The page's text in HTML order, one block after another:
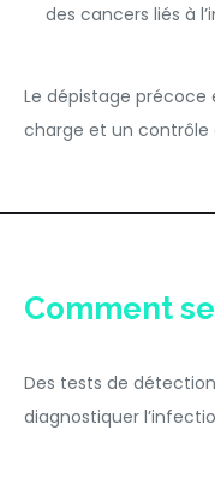
des cancers liés à
Le dépistage précoce
charge et un contrôle
Comment
Des tests de
diagnostiquer